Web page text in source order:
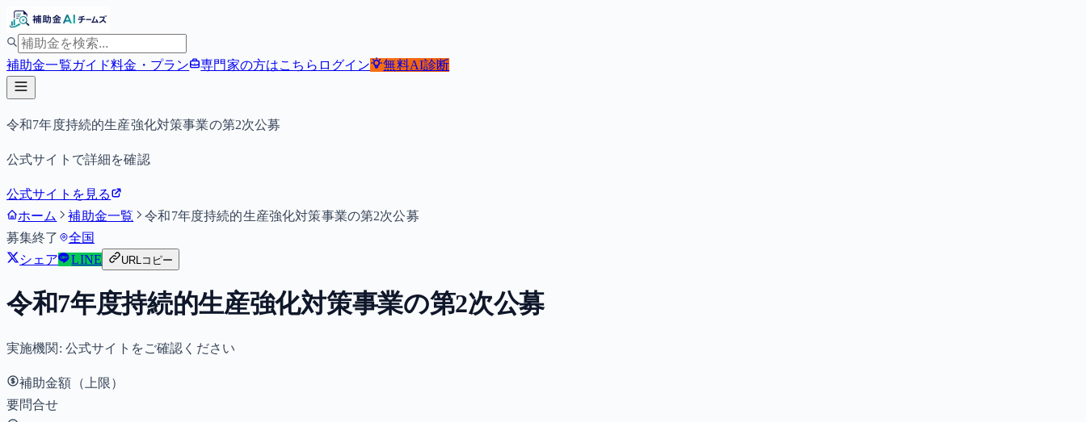
補助金一覧ガイド料金・プラン 専門家の方はこちら ログイン 無料AI診断
令和7年度持続的生産強化対策事業の第2次公募
公式サイトで詳細を確認
公式サイトを見る
ホーム
補助金一覧
令和7年度持続的生産強化対策事業の第2次公募
募集終了
全国
シェア
LINE URLコピー
令和7年度持続的生産強化対策事業の第2次公募
実施機関: 公式サイトをご確認ください
補助金額（上限）
要問合せ